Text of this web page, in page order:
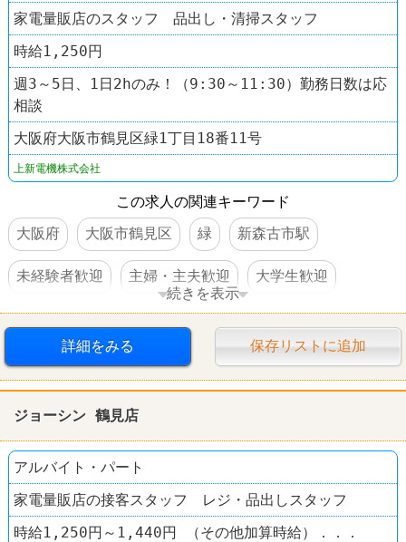
家電量販店のスタッフ 品出し・清掃スタッフ
時給1,250円
週3～5日、1日2hのみ！（9:30～11:30）勤務日数は応
相談
大阪府大阪市鶴見区緑1丁目18番11号
上新電機株式会社
この求人の関連キーワード
大阪府
大阪市鶴見区 緑 新森古市駅
未経験者歓迎 主婦・主夫歓迎 大学生歓迎
交通費支給 禁煙・分煙 家電量販店
続きを表示
詳細をみる 保存リストに追加
ジョーシン 鶴見店
アルバイト・パート
家電量販店の接客スタッフ レジ・品出しスタッフ
時給1,250円～1,440円 （その他加算時給）．．．